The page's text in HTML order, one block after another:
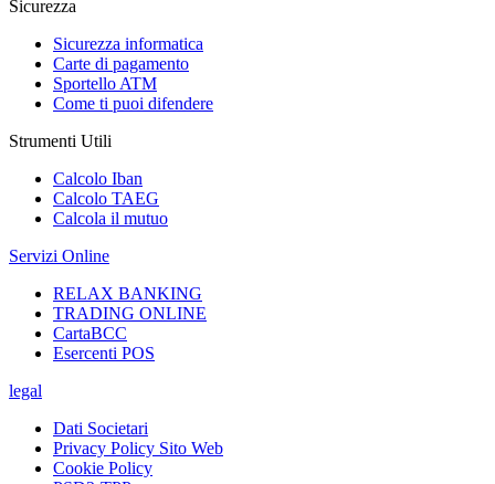
Sicurezza
Sicurezza informatica
Carte di pagamento
Sportello ATM
Come ti puoi difendere
Strumenti Utili
Calcolo Iban
Calcolo TAEG
Calcola il mutuo
Servizi Online
RELAX BANKING
TRADING ONLINE
CartaBCC
Esercenti POS
legal
Dati Societari
Privacy Policy Sito Web
Cookie Policy